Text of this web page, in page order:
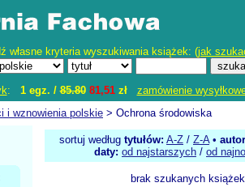
własne kryteria wyszukiwania książek: (jak
: 1 egz. /85.80 81,51zł
zamówienie
i wznowienia polskie > Ochrona środowiska
sortuj według tytułów: A-Z / Z-A•
daty: od najstarszych / od
brak szukanych książek